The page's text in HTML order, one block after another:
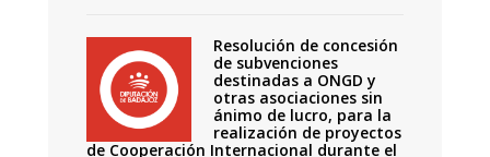
Resolución de concesión
de subvenciones
destinadas a ONGD y
otras asociaciones sin
ánimo de lucro, para la
realización de proyectos
de Cooperación Internacional durante el